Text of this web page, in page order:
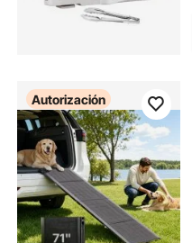
Autorización